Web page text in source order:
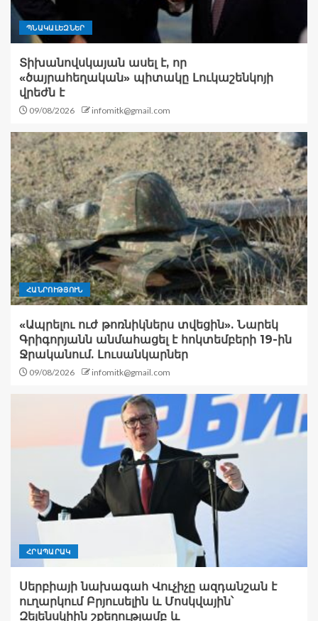
ՊՆԱԿԱԼԵԶՆԵՐ
Տիխանովսկայան ասել է, որ
«ծայրահեղական» պիտակը Լուկաշենկոյի
վրեժն է
09/08/2026 infomitk@gmail.com
ՀԱՆՐՈՒԹՅՈՒՆ
«Ապրելու ուժ թոռնիկներս տվեցին». Նարեկ
Գրիգորյանն անմահացել է հոկտեմբերի 19-ին
Ջրականում. Լուսանկարներ
09/08/2026 infomitk@gmail.com
ՀՐԱՊԱՐԱԿ
Սերբիայի նախագահ Վուչիչը ազդանշան է
ուղարկում Բրյուսելին և Մոսկվային՝
Զելենսկիին շքեղությամբ և